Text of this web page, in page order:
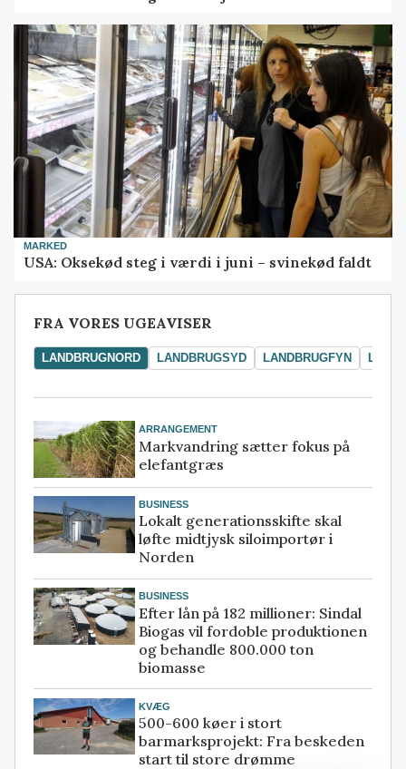
MARKED
USA: Oksekød steg i værdi i juni – svinekød faldt
FRA VORES UGEAVISER
LANDBRUGNORD LANDBRUGSYD LANDBRUGFYN
ARRANGEMENT
Markvandring sætter fokus på
elefantgræs
BUSINESS
Lokalt generationsskifte skal
løfte midtjysk siloimportør i
Norden
BUSINESS
Efter lån på 182 millioner: Sindal
Biogas vil fordoble produktionen
og behandle 800.000 ton
biomasse
KVÆG
500-600 køer i stort
barmarksprojekt: Fra beskeden
start til store drømme